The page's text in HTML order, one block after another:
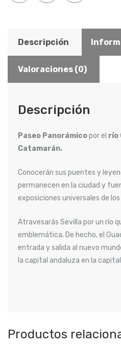
Descripción
Valoraciones (0)
Descripción
Paseo Panorámicopor el río
Catamarán.
Conocerán sus puentes y
permanecen en la ciudad y
exposiciones universales de
Atravesarás Sevilla por un río
emblemática. De hecho, el
entrada y salida al nuevo
la capital andaluza en la
Productos